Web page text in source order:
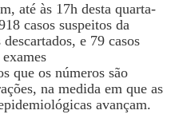
até às 17h desta quarta-
casos suspeitos da
e 79 casos
que os números são
na medida em que as
avançam.